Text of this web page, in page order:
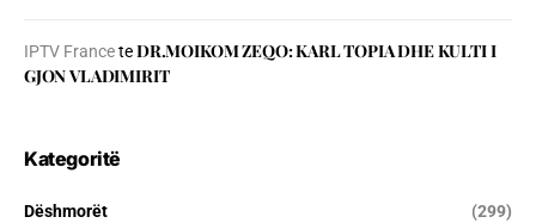
IPTV FranceteDR.MOIKOM ZEQO: KARL TOPIA DHE KULTI I
GJON VLADIMIRIT
Kategoritë
Dëshmorët (299)